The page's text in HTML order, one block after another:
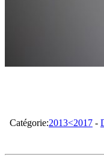
Catégorie:2013<2017 -